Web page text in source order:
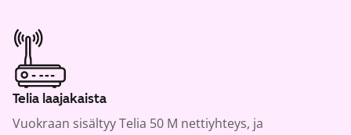
Telia laajakaista
Vuokraan sisältyy Telia 50 M nettiyhteys, ja